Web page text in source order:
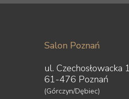
Salon Poznań
ul. Czechosłowacka
61-476 Poznań
(Górczyn/Dębiec)